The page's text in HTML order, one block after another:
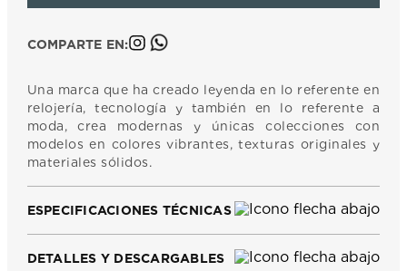
COMPARTE EN:
Una marca que ha creado leyenda en lo referente en
relojería, tecnología y también en lo referente a
moda, crea modernas y únicas colecciones con
modelos en colores vibrantes, texturas originales y
materiales sólidos.
ESPECIFICACIONES TÉCNICAS
DETALLES Y DESCARGABLES